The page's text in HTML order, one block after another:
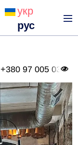
укр
рус
+380 97 005 03